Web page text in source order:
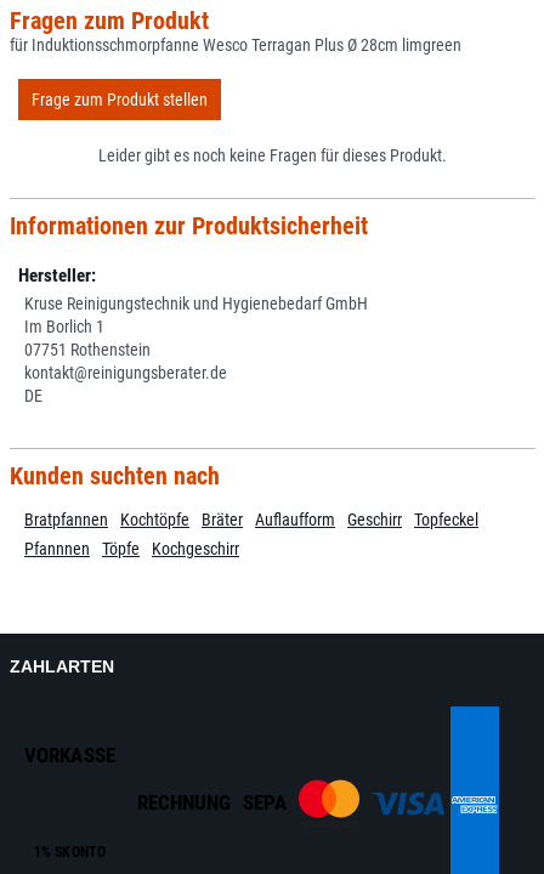
Fragen zum Produkt
für Induktionsschmorpfanne Wesco Terragan Plus Ø 28cm limgreen
Frage zum Produkt stellen
Leider gibt es noch keine Fragen für dieses Produkt.
Informationen zur Produktsicherheit
Hersteller:
Kruse Reinigungstechnik und Hygienebedarf GmbH
Im Borlich 1
07751 Rothenstein
kontakt@reinigungsberater.de
DE
Kunden suchten nach
Bratpfannen Kochtöpfe Bräter Auflaufform Geschirr
Topfeckel
Pfannnen
Töpfe Kochgeschirr
ZAHLARTEN
VORKASSE
1% SKONTO
RECHNUNG SEPA